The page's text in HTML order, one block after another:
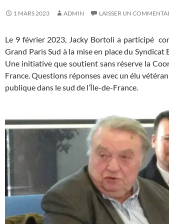
1 MARS 2023 ADMIN LAISSER UN
Le 9 février 2023, Jacky Bortoli a participé
Grand Paris Sud à la mise en place du Syndicat
Une initiative que soutient sans réserve la
France. Questions réponses avec un élu
publique dans le sud de l’Île-de-France.